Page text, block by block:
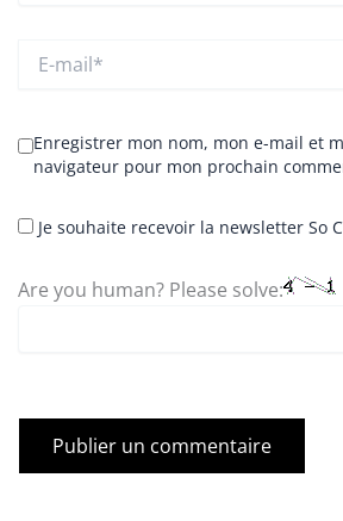
mail*
Enregistrer mon nom, mon e-mail et
navigateur pour mon prochain
Je souhaite recevoir la newsletter So
Are you human? Please solve: